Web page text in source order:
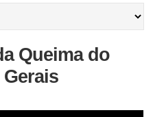
Queima do